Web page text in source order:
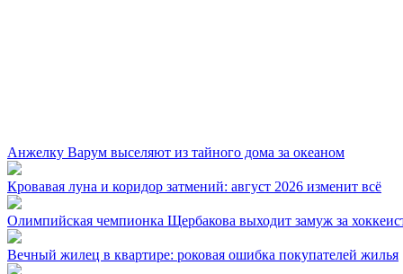
Анжелку Варум выселяют из тайного дома за океаном
Кровавая луна и коридор затмений: август 2026 изменит всё
Олимпийская чемпионка Щербакова выходит замуж за
Вечный жилец в квартире: роковая ошибка покупателей жилья